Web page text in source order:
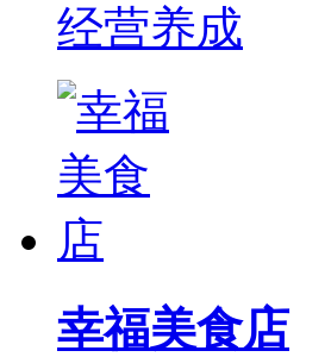
经营养成
幸福美食店